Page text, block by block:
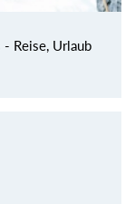
Reise, Urlaub